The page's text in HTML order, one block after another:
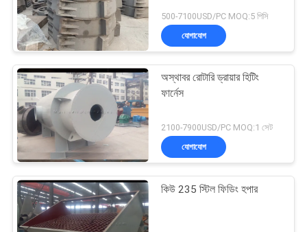
500-7100USD/PC MOQ:5 পিসি
যোগাযোগ
অস্থাবর রোটারি ড্রায়ার হিটিং
ফার্নেস
2100-7900USD/PC MOQ:1 সেট
যোগাযোগ
কিউ 235 স্টিল ফিডিং হপার